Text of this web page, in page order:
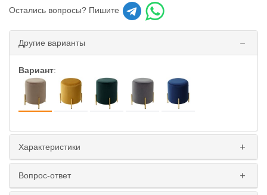
Остались вопросы? Пишите
Другие варианты
Вариант:
Характеристики
Вопрос-ответ